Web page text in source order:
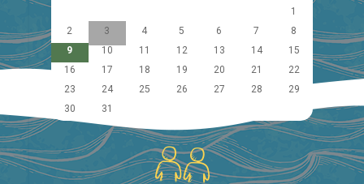
1
2
3 4 5 6 7
8
9
10 11 12 13 14
15
16
17 18 19 20 21
22
23
24 25 26 27 28
29
30
31